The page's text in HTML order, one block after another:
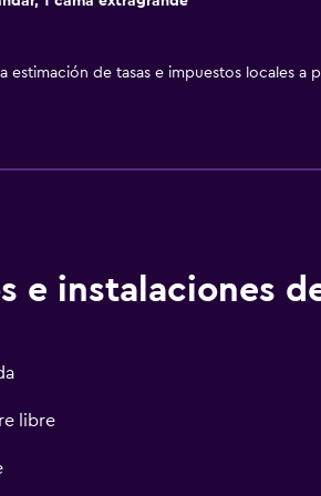
estimación de tasas e impuestos locales a
e instalaciones
libre